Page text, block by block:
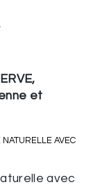
et
AVEC
avec